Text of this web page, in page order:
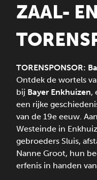
ZAAL- EN
TORENSPONSOR:
Ontdek de wortels
bij Bayer Enkhuizen,
een rijke
van de 19e eeuw.
Westeinde in
gebroeders Sluis,
Nanne Groot, hun
erfenis in handen van